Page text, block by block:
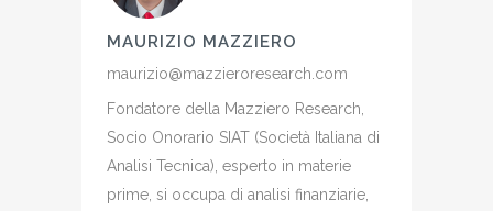
MAURIZIO MAZZIERO
maurizio@mazzieroresearch.com
Fondatore della Mazziero Research,
Socio Onorario SIAT (Società Italiana di
Analisi Tecnica), esperto in materie
prime, si occupa di analisi finanziarie,